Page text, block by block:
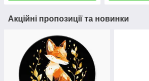
Акційні пропозиції та новинки